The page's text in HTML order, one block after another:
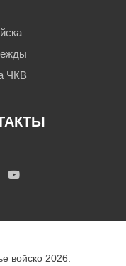
ЧКВ
войско 2026.